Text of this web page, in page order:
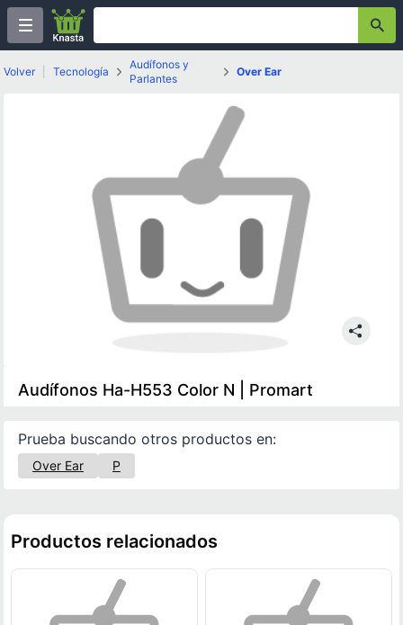
Volver Tecnología
Audífonos y
Parlantes
Over Ear
Audífonos Ha-H553 Color N | Promart
Prueba buscando otros productos en:
Over Ear P
Productos relacionados